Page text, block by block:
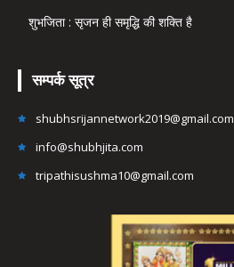
शुभजिता : सृजन ही समृद्धि की शक्ति है
सम्पर्क सूत्र
shubhsrijannetwork2019@gmail.com
info@shubhjita.com
tripathisushma10@gmail.com